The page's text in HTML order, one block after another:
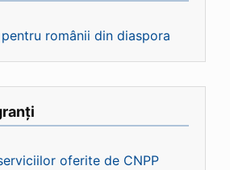
românii din diaspora
oferite de CNPP